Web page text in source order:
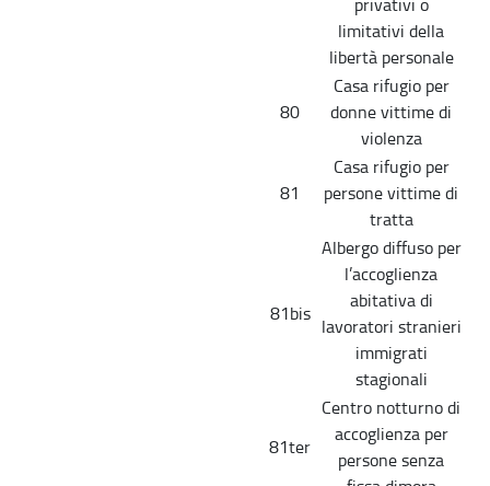
privativi o
limitativi della
libertà personale
80
Casa rifugio per
donne vittime di
violenza
81
Casa rifugio per
persone vittime di
tratta
81bis
Albergo diffuso per
l’accoglienza
abitativa di
lavoratori stranieri
immigrati
stagionali
81ter
Centro notturno di
accoglienza per
persone senza